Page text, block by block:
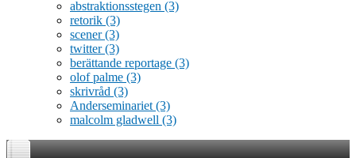
abstraktionsstegen (3)
retorik (3)
scener(3)
twitter(3)
berättande reportage (3)
olof palme (3)
skrivråd (3)
Anderseminariet (3)
malcolm gladwell (3)